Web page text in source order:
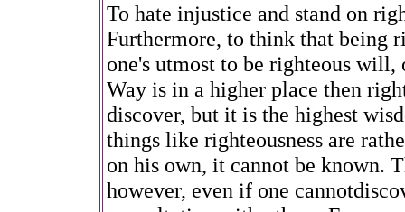
To hate injustice and stand on
Furthermore, to think that being
one's utmost to be righteous
Way is in a higher place then
discover, but it is the highest
things like righteousness are
on his own, it cannot be known.
however, even if one